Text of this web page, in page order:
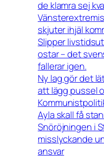
de klamra sej
skjuter ihjäl
Slipper
ostar – det
fallerar igen.
Ny lag gör det
att lägg pussel
Ayla skall få
Snöröjningen i
misslyckande
ansvar